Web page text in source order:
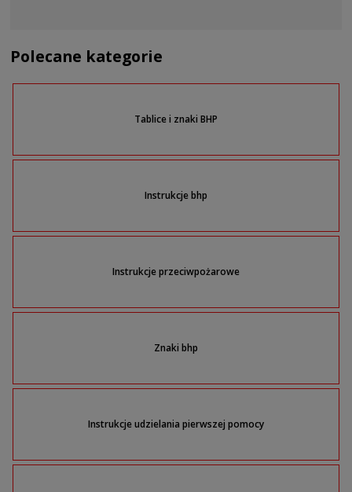
Polecane kategorie
Tablice i znaki BHP
Instrukcje bhp
Instrukcje przeciwpożarowe
Znaki bhp
Instrukcje udzielania pierwszej pomocy